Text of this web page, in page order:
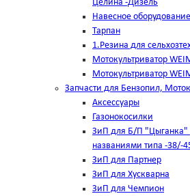
Целина -Дизель
Навесное
Тарпан
1.Резина для
Мотокультриватор
Мотокультриватор
Запчасти для Бензопил,
Аксессуары
Газонокосилки
ЗиП для Б/П "Цыганка"
названиями типа -38/-
ЗиП для Партнер
ЗиП для Хускварна
ЗиП для Чемпион